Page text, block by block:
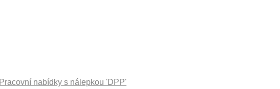
Pracovní nabídky s nálepkou 'DPP'